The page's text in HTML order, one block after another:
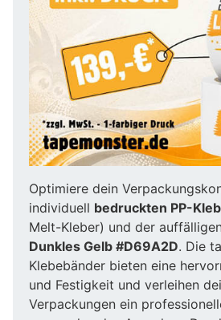
Optimiere dein
individuell bedruckten PP-
Melt-Kleber) und der
Dunkles Gelb #D69A2D. Die
Klebebänder bieten eine
und Festigkeit und verleihen
Verpackungen ein